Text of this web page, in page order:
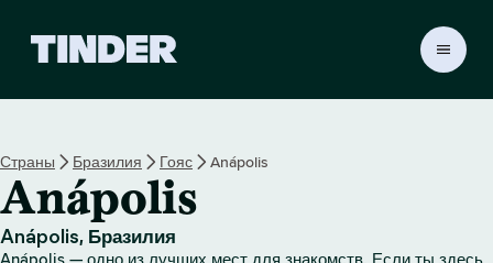
а
я
с
р
Страны Бразилия Гояс Anápolis
Anápolis
Anápolis, Бразилия